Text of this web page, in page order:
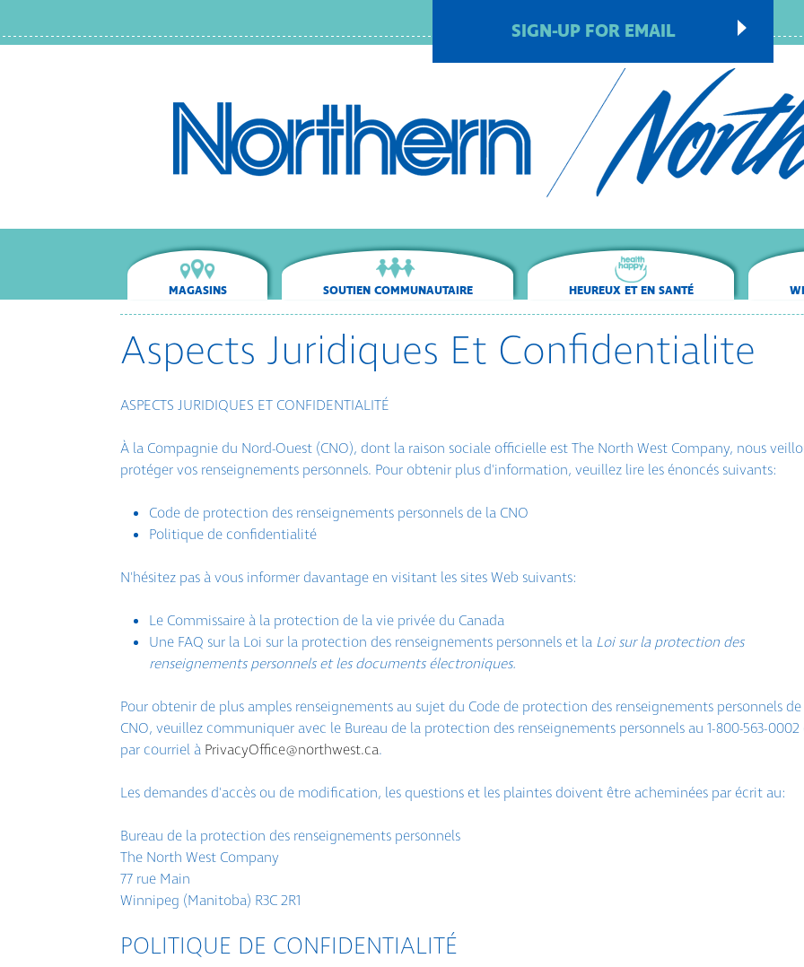
SIGN-UP FOR EMAIL
MAGASINS SOUTIEN COMMUNAUTAIRE HEUREUX ET EN SANTÉ
Aspects Juridiques Et Confidentialite
ASPECTS JURIDIQUES ET CONFIDENTIALITÉ
À la Compagnie du Nord-Ouest (CNO), dont la raison sociale officielle est The North West Company, nous
protéger vos renseignements personnels. Pour obtenir plus d'information, veuillez lire les énoncés suivants:
Code de protection des renseignements personnels de la CNO
Politique de confidentialité
N'hésitez pas à vous informer davantage en visitant les sites Web suivants:
Le Commissaire à la protection de la vie privée du Canada
Une FAQ sur la Loi sur la protection des renseignements personnels et la Loi sur la protection des
renseignements personnels et les documents électroniques.
Pour obtenir de plus amples renseignements au sujet du Code de protection des renseignements personnels
CNO, veuillez communiquer avec le Bureau de la protection des renseignements personnels au 1-800-563-0002
par courriel à PrivacyOffice@northwest.ca.
Les demandes d'accès ou de modification, les questions et les plaintes doivent être acheminées par écrit au:
Bureau de la protection des renseignements personnels
The North West Company
77 rue Main
Winnipeg (Manitoba) R3C 2R1
POLITIQUE DE CONFIDENTIALITÉ